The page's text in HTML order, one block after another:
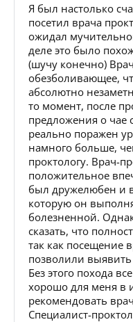
Я был настолько
посетил врача
ожидал
деле это было
(шучу конечно)
обезболивающее,
абсолютно
то момент, после
предложения о
реально поражен
намного больше,
проктологу. Врач-
положительное
был дружелюбен и
которую он
болезненной.
сказать, что
так как посещение
позволили
Без этого похода
хорошо для меня в
рекомендовать
Специалист-